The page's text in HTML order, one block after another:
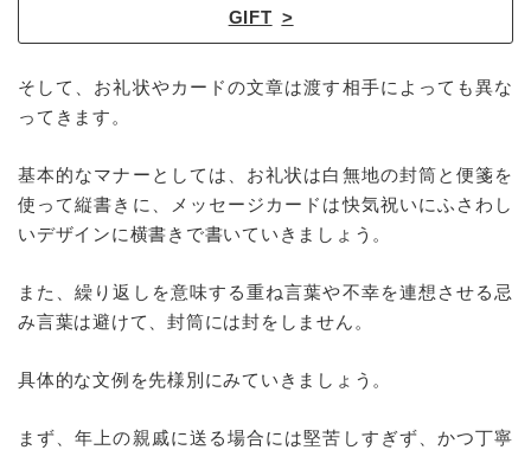
GIFT
そして、お礼状やカードの文章は渡す相手によっても異な
ってきます。
基本的なマナーとしては、お礼状は白無地の封筒と便箋を
使って縦書きに、メッセージカードは快気祝いにふさわし
いデザインに横書きで書いていきましょう。
また、繰り返しを意味する重ね言葉や不幸を連想させる忌
み言葉は避けて、封筒には封をしません。
具体的な文例を先様別にみていきましょう。
まず、年上の親戚に送る場合には堅苦しすぎず、かつ丁寧